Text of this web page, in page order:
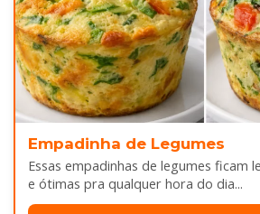
Empadinha de Legumes
Essas empadinhas de legumes ficam
e ótimas pra qualquer hora do dia...